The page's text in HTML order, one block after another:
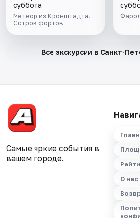
суббота
Метеор из Кронштадта.
Остров фортов
Все экскурсии в Санкт-
Самые яркие события в
вашем городе.
О нас